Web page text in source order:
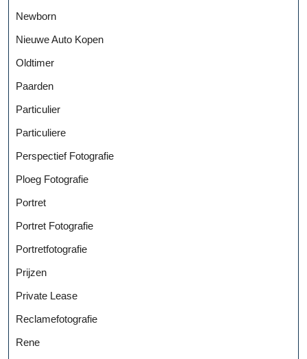
Newborn
Nieuwe Auto Kopen
Oldtimer
Paarden
Particulier
Particuliere
Perspectief Fotografie
Ploeg Fotografie
Portret
Portret Fotografie
Portretfotografie
Prijzen
Private Lease
Reclamefotografie
Rene